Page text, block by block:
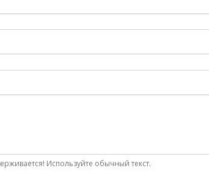
Используйте обычный текст.